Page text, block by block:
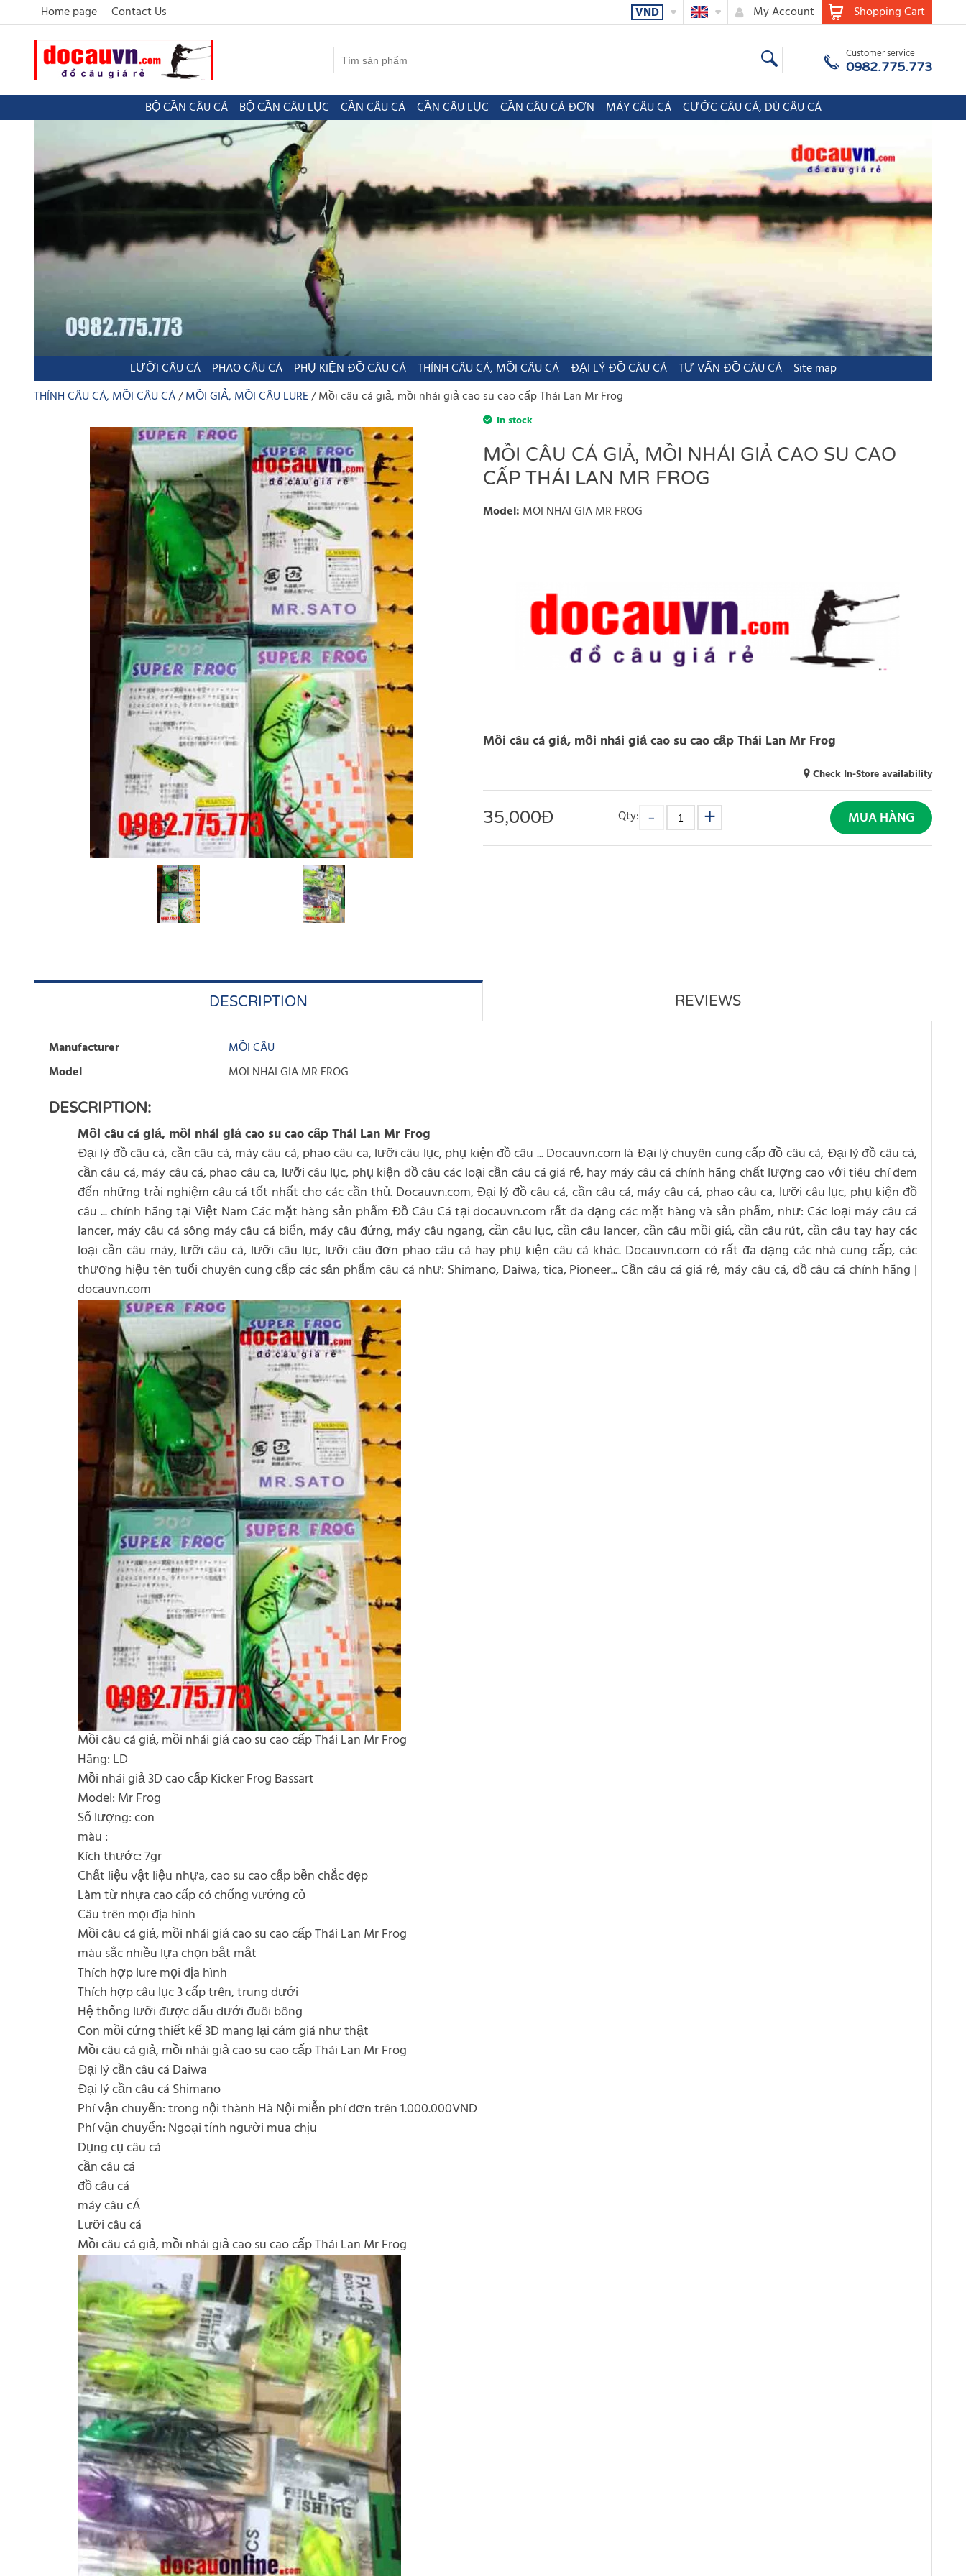
Home page Contact Us Shopping Cart
My Account
VND
Customer service
0982.775.773
BỘ CẦN CÂU CÁ BỘ CẦN CÂU LỤC CẦN CÂU CÁ CẦN CÂU LỤC CẦN CÂU CÁ ĐƠN MÁY CÂU CÁ CƯỚC CÂU CÁ, DÙ CÂU CÁ
LƯỠI CÂU CÁ PHAO CÂU CÁ PHỤ KIỆN ĐỒ CÂU CÁ THÍNH CÂU CÁ, MỒI CÂU CÁ ĐẠI LÝ ĐỒ CÂU CÁ TƯ VẤN ĐỒ CÂU CÁ
Site map
THÍNH CÂU CÁ, MỒI CÂU CÁ MỒI GIẢ, MỒI CÂU LURE Mồi câu cá giả, mồi nhái giả cao su cao cấp Thái Lan Mr Frog
In stock
MỒI CÂU CÁ GIẢ, MỒI NHÁI GIẢ CAO SU CAO
CẤP THÁI LAN MR FROG
Model: MOI NHAI GIA MR FROG
Mồi câu cá giả, mồi nhái giả cao su cao cấp Thái Lan Mr Frog
Check In-Store availability
35,000Đ Qty: MUA HÀNG
DESCRIPTION REVIEWS
Manufacturer
MỒI CÂU
Model
MOI NHAI GIA MR FROG
DESCRIPTION:
Mồi câu cá giả, mồi nhái giả cao su cao cấp Thái Lan Mr Frog
Đại lý đồ câu cá, cần câu cá, máy câu cá, phao câu ca, lưỡi câu lục, phụ kiện đồ câu ... Docauvn.com là Đại lý chuyên cung cấp đồ câu cá, Đại lý đồ câu cá,
cần câu cá, máy câu cá, phao câu ca, lưỡi câu lục, phụ kiện đồ câu các loại cần câu cá giá rẻ, hay máy câu cá chính hãng chất lượng cao với tiêu chí đem
đến những trải nghiệm câu cá tốt nhất cho các cần thủ. Docauvn.com, Đại lý đồ câu cá, cần câu cá, máy câu cá, phao câu ca, lưỡi câu lục, phụ kiện đồ
câu ... chính hãng tại Việt Nam Các mặt hàng sản phẩm Đồ Câu Cá tại docauvn.com rất đa dạng các mặt hàng và sản phẩm, như: Các loại máy câu cá
lancer, máy câu cá sông máy câu cá biển, máy câu đứng, máy câu ngang, cần câu lục, cần câu lancer, cần câu mồi giả, cần câu rút, cần câu tay hay các
loại cần câu máy, lưỡi câu cá, lưỡi câu lục, lưỡi câu đơn phao câu cá hay phụ kiện câu cá khác. Docauvn.com có rất đa dạng các nhà cung cấp, các
thương hiệu tên tuổi chuyên cung cấp các sản phẩm câu cá như: Shimano, Daiwa, tica, Pioneer... Cần câu cá giá rẻ, máy câu cá, đồ câu cá chính hãng |
docauvn.com
Mồi câu cá giả, mồi nhái giả cao su cao cấp Thái Lan Mr Frog
Hãng: LD
Mồi nhái giả 3D cao cấp Kicker Frog Bassart
Model: Mr Frog
Số lượng: con
màu :
Kích thước: 7gr
Chất liệu vật liệu nhựa, cao su cao cấp bền chắc đẹp
Làm từ nhựa cao cấp có chống vướng cỏ
Câu trên mọi địa hình
Mồi câu cá giả, mồi nhái giả cao su cao cấp Thái Lan Mr Frog
màu sắc nhiều lựa chọn bắt mắt
Thích hợp lure mọi địa hình
Thích hợp câu lục 3 cấp trên, trung dưới
Hệ thống lưỡi được dấu dưới đuôi bông
Con mồi cứng thiết kế 3D mang lại cảm giá như thật
Mồi câu cá giả, mồi nhái giả cao su cao cấp Thái Lan Mr Frog
Đại lý cần câu cá Daiwa
Đại lý cần câu cá Shimano
Phí vận chuyển: trong nội thành Hà Nội miễn phí đơn trên 1.000.000VND
Phí vận chuyển: Ngoại tỉnh người mua chịu
Dụng cụ câu cá
cần câu cá
đồ câu cá
máy câu cÁ
Lưỡi câu cá
Mồi câu cá giả, mồi nhái giả cao su cao cấp Thái Lan Mr Frog